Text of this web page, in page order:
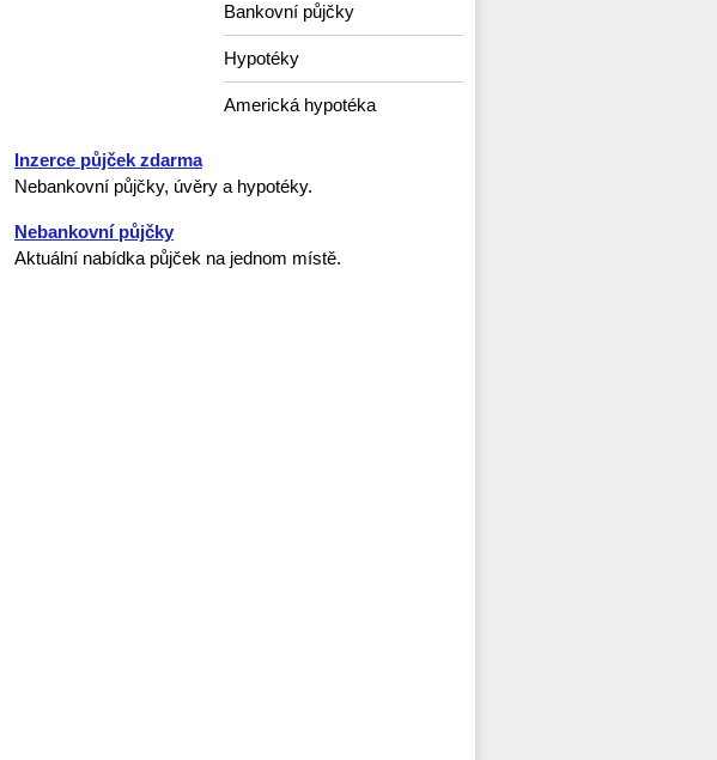
Bankovní půjčky
Hypotéky
Americká hypotéka
Inzerce půjček zdarma
Nebankovní půjčky, úvěry a hypotéky.
Nebankovní půjčky
Aktuální nabídka půjček na jednom místě.